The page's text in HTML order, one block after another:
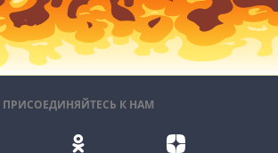
ПРИСОЕДИНЯЙТЕСЬ К НАМ